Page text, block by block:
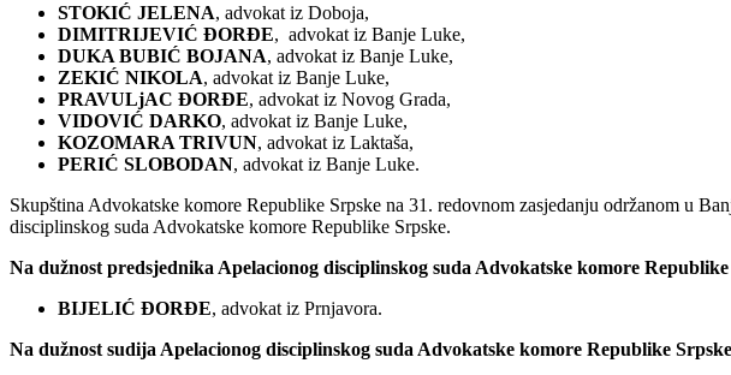
STOKIĆ JELENA, advokat iz Doboja,
DIMITRIJEVIĆ ĐORĐE, advokat iz Banje Luke,
DUKA BUBIĆ BOJANA, advokat iz Banje Luke,
ZEKIĆ NIKOLA, advokat iz Banje Luke,
PRAVULjAC ĐORĐE, advokat iz Novog Grada,
VIDOVIĆ DARKO, advokat iz Banje Luke,
KOZOMARA TRIVUN, advokat iz Laktaša,
PERIĆ SLOBODAN, advokat iz Banje Luke.
Skupština Advokatske komore Republike Srpske na 31. redovnom zasjedanju održanom u
disciplinskog suda Advokatske komore Republike Srpske.
Na dužnost predsjednika Apelacionog disciplinskog suda Advokatske komore
BIJELIĆ ĐORĐE, advokat iz Prnjavora.
Na dužnost sudija Apelacionog disciplinskog suda Advokatske komore Republike